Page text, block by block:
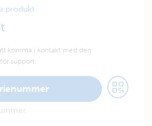
produkt
komma i kontakt med den
support.